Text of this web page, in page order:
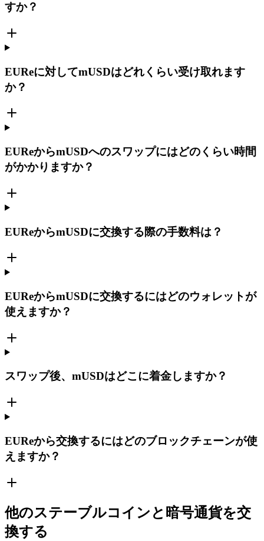
すか？
EUReに対してmUSDはどれくらい受け取れます
か？
EUReからmUSDへのスワップにはどのくらい時間
がかかりますか？
EUReからmUSDに交換する際の手数料は？
EUReからmUSDに交換するにはどのウォレットが
使えますか？
スワップ後、mUSDはどこに着金しますか？
EUReから交換するにはどのブロックチェーンが使
えますか？
他のステーブルコインと暗号通貨を交
換する